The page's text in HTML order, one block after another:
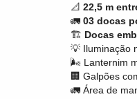
📐 22,5 m
🚛 03 docas
🏗 Docas
💡 Iluminação
🌬 Lanternim
🏢 Galpões
🚛 Área de